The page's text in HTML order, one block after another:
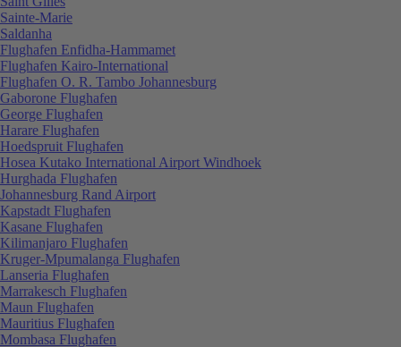
Sainte-Marie
Saldanha
Flughafen Enfidha-Hammamet
Flughafen Kairo-International
Flughafen O. R. Tambo Johannesburg
Gaborone Flughafen
George Flughafen
Harare Flughafen
Hoedspruit Flughafen
Hosea Kutako International Airport Windhoek
Hurghada Flughafen
Johannesburg Rand Airport
Kapstadt Flughafen
Kasane Flughafen
Kilimanjaro Flughafen
Kruger-Mpumalanga Flughafen
Lanseria Flughafen
Marrakesch Flughafen
Maun Flughafen
Mauritius Flughafen
Mombasa Flughafen